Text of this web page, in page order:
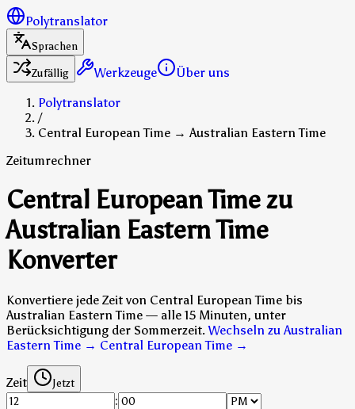
Polytranslator
Sprachen
Zufällig
Werkzeuge
Über uns
Polytranslator
/
Central European Time → Australian Eastern Time
Zeitumrechner
Central European Time zu
Australian Eastern Time
Konverter
Konvertiere jede Zeit von Central European Time bis
Australian Eastern Time — alle 15 Minuten, unter
Berücksichtigung der Sommerzeit. Wechseln zu Australian
Eastern Time → Central European Time →
Zeit Jetzt
: